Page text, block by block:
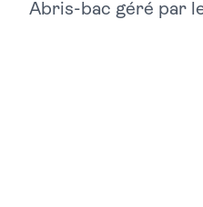
Abris-bac géré par